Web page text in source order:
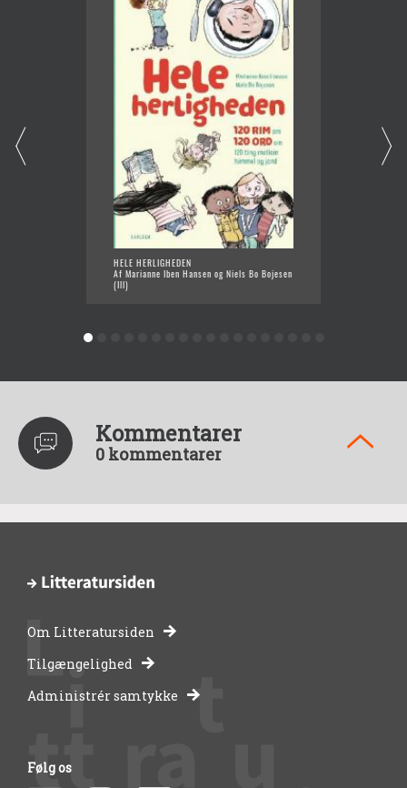
HELE HERLIGHEDEN
Af Marianne Iben Hansen og Niels Bo Bojesen
(Ill)
Kommentarer
0 kommentarer
-
bibliotekernes
side
Om Litteratursiden
Tilgængelighed
Administrér samtykke
Følg os